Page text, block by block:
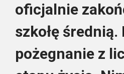
oficjalnie
szkołę
pożegnanie z